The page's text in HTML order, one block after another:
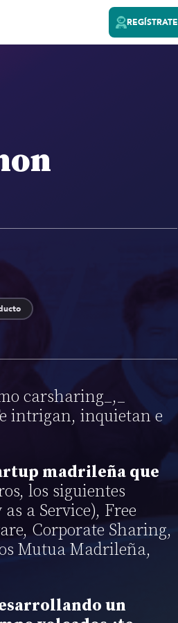
REGÍSTRATE
carsharing_,_
intrigan, inquietan e
madrileña que
los siguientes
a Service), Free
Corporate Sharing,
Mutua Madrileña,
un